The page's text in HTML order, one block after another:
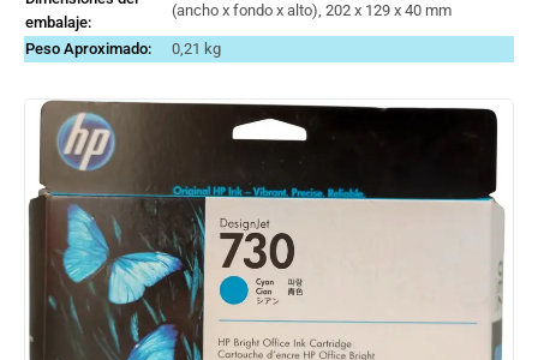
embalaje:
(ancho x fondo x alto), 202 x 129 x 40 mm
Peso Aproximado: 0,21 kg